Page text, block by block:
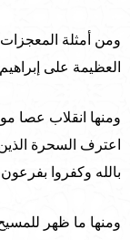
ومن أمثلة
العظيمة على
ومنها انقلاب عصا
اعترف السحرة
بالله وكفروا
ومنها ما ظهر